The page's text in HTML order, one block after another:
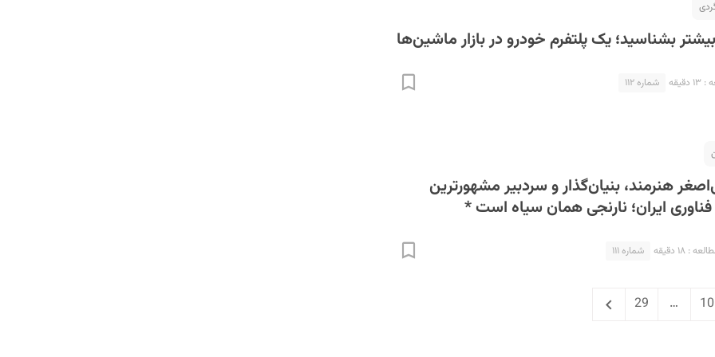
بشناسید؛ یک پلتفرم خودرو در بازار ماشین‌ها
شماره ۱۱۲
هنرمند، بنیان‌گذار و سردبیر مشهورترین
ایران؛ نارنجی همان سیاه است *
: ۱۸ دقیقه شماره ۱۱۱
Page10
…
Page29
Next